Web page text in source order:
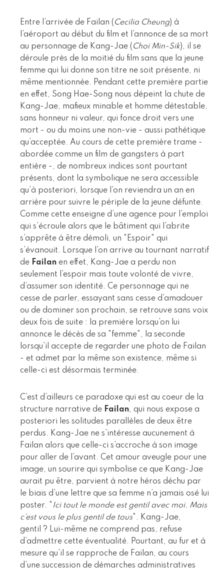
Entre l’arrivée de Failan ( Cecilia Cheung) à
l’aéroport au début du film et l’annonce de sa mort
au personnage de Kang-Jae ( Choi Min-Sik), il se
déroule près de la moitié du film sans que la jeune
femme qui lui donne son titre ne soit présente, ni
même mentionnée. Pendant cette première partie
en effet, Song Hae-Song nous dépeint la chute de
Kang-Jae, mafieux minable et homme détestable,
sans honneur ni valeur, qui fonce droit vers une
mort - ou du moins une non-vie - aussi pathétique
qu’acceptée. Au cours de cette première trame -
abordée comme un film de gangsters à part
entière -, de nombreux indices sont pourtant
présents, dont la symbolique ne sera accessible
qu’à posteriori, lorsque l’on reviendra un an en
arrière pour suivre le périple de la jeune défunte.
Comme cette enseigne d’une agence pour l’emploi
qui s’écroule alors que le bâtiment qui l’abrite
s’apprête à être démoli, un "Espoir" qui
s’évanouit. Lorsque l’on arrive au tournant narratif
de Failan en effet, Kang-Jae a perdu non
seulement l’espoir mais toute volonté de vivre,
d’assumer son identité. Ce personnage qui ne
cesse de parler, essayant sans cesse d’amadouer
ou de dominer son prochain, se retrouve sans voix
deux fois de suite : la première lorsqu’on lui
annonce le décès de sa "femme", la seconde
lorsqu’il accepte de regarder une photo de Failan
- et admet par la même son existence, même si
celle-ci est désormais terminée.
C’est d’ailleurs ce paradoxe qui est au coeur de la
structure narrative de Failan, qui nous expose a
posteriori les solitudes parallèles de deux être
perdus. Kang-Jae ne s’intéresse aucunement à
Failan alors que celle-ci s’accroche à son image
pour aller de l’avant. Cet amour aveugle pour une
image, un sourire qui symbolise ce que Kang-Jae
aurait pu être, parvient à notre héros déchu par
le biais d’une lettre que sa femme n’a jamais osé lui
poster. "
Ici tout le monde est gentil avec moi. Mais
c’est vous le plus gentil de tous ". Kang-Jae,
gentil ? Lui-même ne comprend pas, refuse
d’admettre cette éventualité. Pourtant, au fur et à
mesure qu’il se rapproche de Failan, au cours
d’une succession de démarches administratives